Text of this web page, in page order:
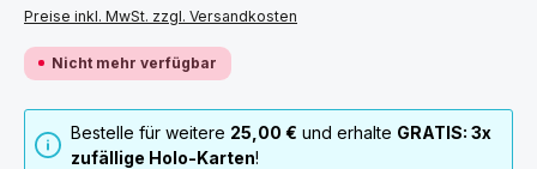
Preise inkl. MwSt. zzgl. Versandkosten
Nicht mehr verfügbar
Bestelle für weitere 25,00 € und erhalte GRATIS: 3x
zufällige Holo-Karten!